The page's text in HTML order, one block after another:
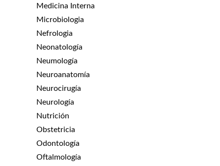
Medicina Interna
Microbiologia
Nefrologia
Neonatología
Neumología
Neuroanatomía
Neurocirugía
Neurología
Nutrición
Obstetricia
Odontología
Oftalmología